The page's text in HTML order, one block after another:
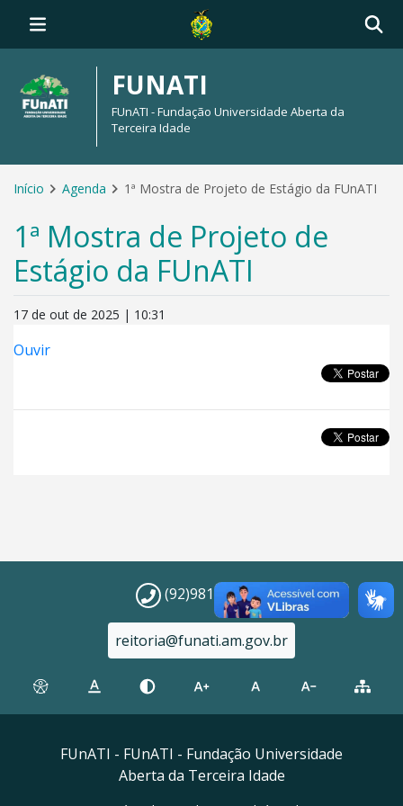
FUNATI
FUnATI - Fundação Universidade Aberta da
Terceira Idade
Início Agenda 1ª Mostra de Projeto de Estágio da FUnATI
1ª Mostra de Projeto de
Estágio da FUnATI
17 de out de 2025 | 10:31
Ouvir
(92)98112-5295
reitoria@funati.am.gov.br
FUnATI - FUnATI - Fundação Universidade
Aberta da Terceira Idade